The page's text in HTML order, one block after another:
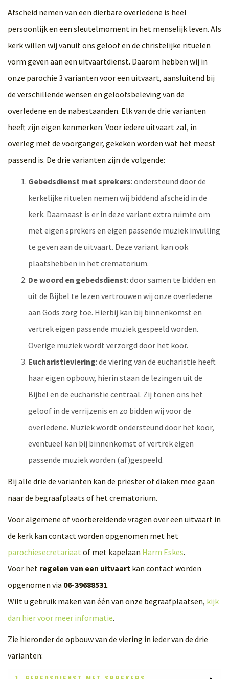
Afscheid nemen van een dierbare overledene is heel
persoonlijk en een sleutelmoment in het menselijk leven. Als
kerk willen wij vanuit ons geloof en de christelijke rituelen
vorm geven aan een uitvaartdienst. Daarom hebben wij in
onze parochie 3 varianten voor een uitvaart, aansluitend bij
de verschillende wensen en geloofsbeleving van de
overledene en de nabestaanden. Elk van de drie varianten
heeft zijn eigen kenmerken. Voor iedere uitvaart zal, in
overleg met de voorganger, gekeken worden wat het meest
passend is. De drie varianten zijn de volgende:
Gebedsdienst met sprekers: ondersteund door de
kerkelijke rituelen nemen wij biddend afscheid in de
kerk. Daarnaast is er in deze variant extra ruimte om
met eigen sprekers en eigen passende muziek invulling
te geven aan de uitvaart. Deze variant kan ook
plaatshebben in het crematorium.
De woord en gebedsdienst: door samen te bidden en
uit de Bijbel te lezen vertrouwen wij onze overledene
aan Gods zorg toe. Hierbij kan bij binnenkomst en
vertrek eigen passende muziek gespeeld worden.
Overige muziek wordt verzorgd door het koor.
Eucharistieviering: de viering van de eucharistie heeft
haar eigen opbouw, hierin staan de lezingen uit de
Bijbel en de eucharistie centraal. Zij tonen ons het
geloof in de verrijzenis en zo bidden wij voor de
overledene. Muziek wordt ondersteund door het koor,
eventueel kan bij binnenkomst of vertrek eigen
passende muziek worden (af)gespeeld.
Bij alle drie de varianten kan de priester of diaken mee gaan
naar de begraafplaats of het crematorium.
Voor algemene of voorbereidende vragen over een uitvaart in
de kerk kan contact worden opgenomen met het
parochiesecretariaat of met kapelaan Harm Eskes.
Voor het regelen van een uitvaart kan contact worden
opgenomen via 06-39688531.
Wilt u gebruik maken van één van onze begraafplaatsen, kijk
dan hier voor meer informatie.
Zie hieronder de opbouw van de viering in ieder van de drie
varianten: